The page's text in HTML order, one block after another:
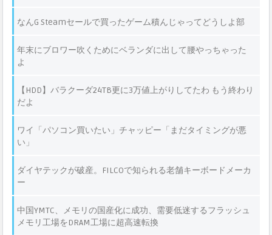
なんG Steamセールで買ったゲーム積んじゃってどうしよ部
年末にブロワー吹くためにベランダに出して腰やっちゃった
よ
【HDD】バラクーダ24TB更に3万値上がりしてたわ もう終わり
だよ
ワイ「パソコン買いたい」チャッピー「まだタイミングが悪
い」
ダイヤテックが破産。FILCOで知られる老舗キーボードメーカ
ー
中国YMTC、メモリの国産化に成功、需要低迷するフラッシュ
メモリ工場をDRAM工場に超高速転換